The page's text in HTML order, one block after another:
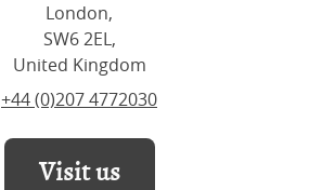
London,
SW6 2EL,
United Kingdom
+44 (0)207 4772030
Visit us